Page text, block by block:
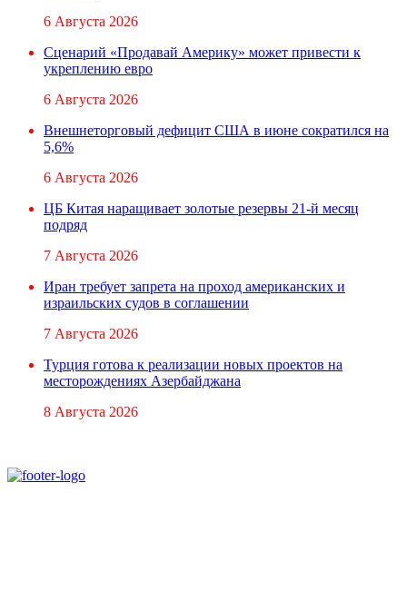
6 Августа 2026
Сценарий «Продавай Америку» может привести к
укреплению евро
6 Августа 2026
Внешнеторговый дефицит США в июне сократился на
5,6%
6 Августа 2026
ЦБ Китая наращивает золотые резервы 21-й месяц
подряд
7 Августа 2026
Иран требует запрета на проход американских и
израильских судов в соглашении
7 Августа 2026
Турция готова к реализации новых проектов на
месторождениях Азербайджана
8 Августа 2026